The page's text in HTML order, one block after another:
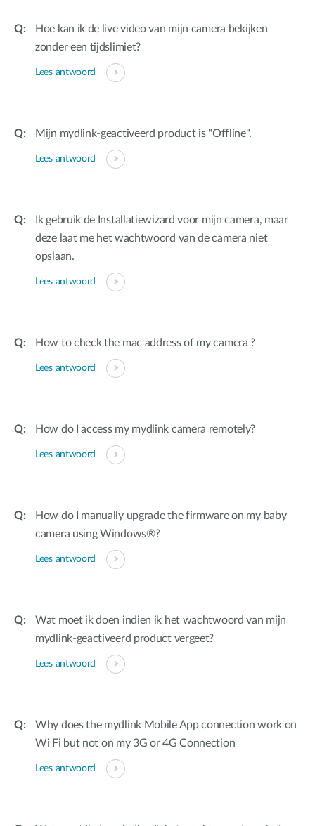
Hoe kan ik de live video van mijn camera bekijken
zonder een tijdslimiet?
Lees antwoord
Mijn mydlink-geactiveerd product is "Offline".
Lees antwoord
Ik gebruik de Installatiewizard voor mijn camera, maar
deze laat me het wachtwoord van de camera niet
opslaan.
Lees antwoord
How to check the mac address of my camera ?
Lees antwoord
How do I access my mydlink camera remotely?
Lees antwoord
How do I manually upgrade the firmware on my baby
camera using Windows®?
Lees antwoord
Wat moet ik doen indien ik het wachtwoord van mijn
mydlink-geactiveerd product vergeet?
Lees antwoord
Why does the mydlink Mobile App connection work on
Wi Fi but not on my 3G or 4G Connection
Lees antwoord